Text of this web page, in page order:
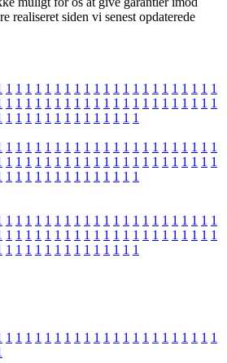
realiseret siden vi senest opdaterede
1 1 1 1 1 1 1 1 1 1 1 1 1 1 1 1 1 1 1 1 1 1
1 1 1 1 1 1 1 1 1 1 1 1 1 1 1 1 1 1 1 1 1 1
1 1 1 1 1 1 1 1 1 1 1 1 1 1
1 1 1 1 1 1 1 1 1 1 1 1 1 1 1 1 1 1 1 1 1 1
1 1 1 1 1 1 1 1 1 1 1 1 1 1 1 1 1 1 1 1 1 1
1 1 1 1 1 1 1 1 1 1 1 1 1 1
1 1 1 1 1 1 1 1 1 1 1 1 1 1 1 1 1 1 1 1 1 1
1 1 1 1 1 1 1 1 1 1 1 1 1 1 1 1 1 1 1 1 1 1
1 1 1 1 1 1 1 1 1 1 1 1 1 1
1 1 1 1 1 1 1 1 1 1 1 1 1 1 1 1 1 1 1 1 1 1